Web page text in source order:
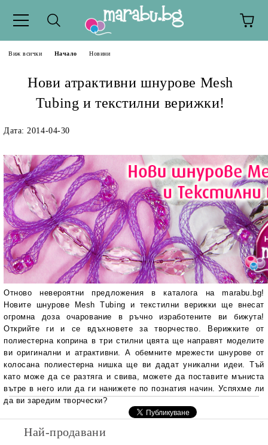
Виж всички Начало Новини
Нови атрактивни шнурове Mesh
Tubing и текстилни верижки!
Дата: 2014-04-30
Отново невероятни предложения в каталога на marabu.bg!
Новите шнурове Mesh Tubing и текстилни верижки ще внесат
огромна доза очарование в ръчно изработените ви бижута!
Открийте ги и се вдъхновете за творчество. Верижките от
полиестерна коприна в три стилни цвята ще направят моделите
ви оригинални и атрактивни. А обемните мрежести шнурове от
колосана полиестерна нишка ще ви дадат уникални идеи. Тъй
като може да се разтяга и свива, можете да поставите мъниста
вътре в него или да ги нанижете по познатия начин. Успяхме ли
да ви заредим творчески?
Най-продавани